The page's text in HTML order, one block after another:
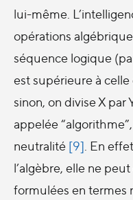
lui-même.
opérations
séquence logique
est supérieure à celle
sinon, on divise X
appelée
neutralité [9] . En
l’algèbre, elle ne
formulées en termes